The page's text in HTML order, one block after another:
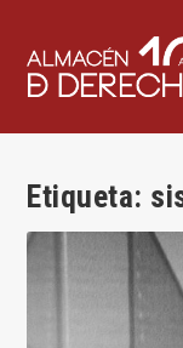
Etiqueta: